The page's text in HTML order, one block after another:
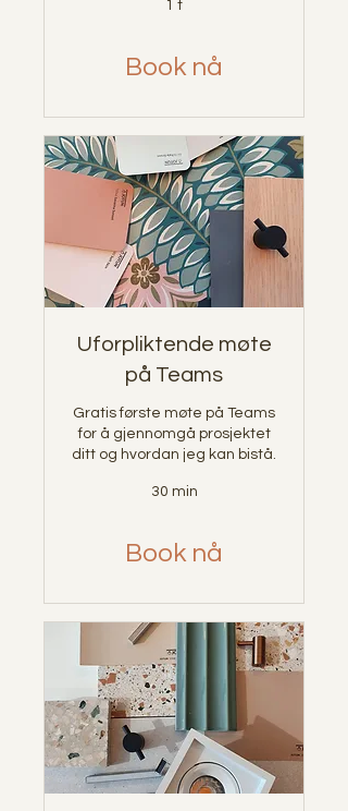
1 t
Book nå
Uforpliktende møte
på Teams
Gratis første møte på Teams
for å gjennomgå prosjektet
ditt og hvordan jeg kan bistå.
30 min
Book nå